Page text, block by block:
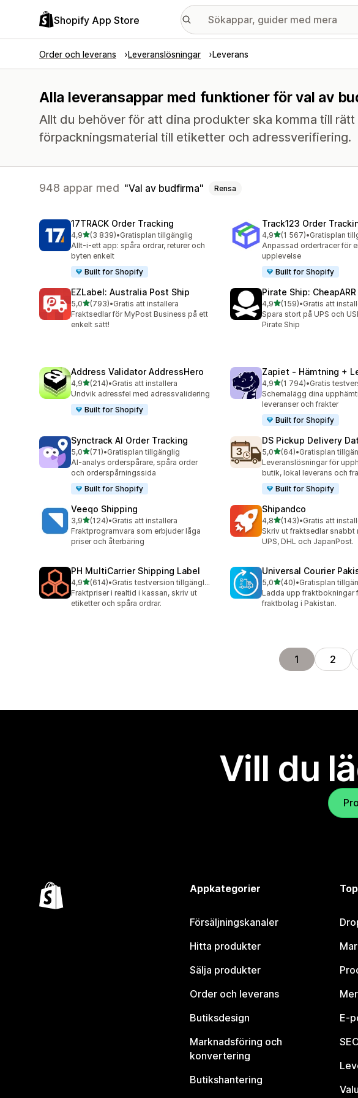
Shopify App Store
Order och leverans Leveranslösningar Leverans
Alla leveransappar med funktioner för val av
Allt du behöver för att dina produkter ska komma till rätt
förpackningsmaterial till etiketter och adressverifiering.
948 appar med Val av budfirma Rensa
17TRACK Order Tracking
4,9av 5 stjärnor
(3 839)
3839 recensioner totalt
•Gratisplan tillgänglig
Allt-i-ett app: spåra ordrar, returer och
byten enkelt
Built for Shopify
Track123 Order
4,9av 5 stjärnor
(1 567)
1567 recensioner totalt
•Gratisplan
Anpassad ordertracer för
upplevelse
Built for Shopify
EZLabel: Australia Post Ship
5,0av 5 stjärnor
(793)
793 recensioner totalt
•Gratis att installera
Fraktsedlar för MyPost Business på ett
enkelt sätt!
Pirate Ship:
4,9av 5 stjärnor
(159)
159 recensioner totalt
•Gratis att
Spara stort på UPS och
Pirate Ship
Address Validator AddressHero
4,9av 5 stjärnor
(214)
214 recensioner totalt
•Gratis att installera
Undvik adressfel med adressvalidering
Built for Shopify
Zapiet ‑ Hämtning +
4,9av 5 stjärnor
(1 794)
1794 recensioner totalt
•
Schemalägg dina
leveranser och frakter
Built for Shopify
Synctrack AI Order Tracking
5,0av 5 stjärnor
(71)
71 recensioner totalt
•Gratisplan tillgänglig
AI-analys orderspårare, spåra order
och orderspårningssida
Built for Shopify
DS Pickup Delivery
5,0av 5 stjärnor
(64)
64 recensioner totalt
•Gratisplan
Leveranslösningar för
butik, lokal leverans och
Built for Shopify
Veeqo Shipping
3,9av 5 stjärnor
(124)
124 recensioner totalt
•Gratis att installera
Fraktprogramvara som erbjuder låga
priser och återbäring
Shipandco
4,8av 5 stjärnor
(143)
143 recensioner totalt
•Gratis att
Skriv ut fraktsedlar snabbt
UPS, DHL och JapanPost.
PH MultiCarrier Shipping Label
4,9av 5 stjärnor
(614)
614 recensioner totalt
•
Gratis testversion tillgänglig
Fraktpriser i realtid i kassan, skriv ut
etiketter och spåra ordrar.
Universal Courier
5,0av 5 stjärnor
(40)
40 recensioner totalt
•Gratisplan
Ladda upp fraktbokningar
fraktbolag i Pakistan.
1 2
Vill du
Appkategorier
Försäljningskanaler
Hitta produkter
Sälja produkter
Order och leverans
Butiksdesign
Marknadsföring och
konvertering
Butikshantering
E-